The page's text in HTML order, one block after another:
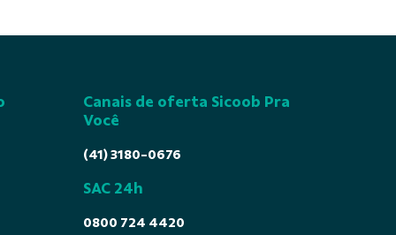
Canais de oferta Sicoob Pra
Você
(41) 3180-0676
SAC 24h
0800 724 4420